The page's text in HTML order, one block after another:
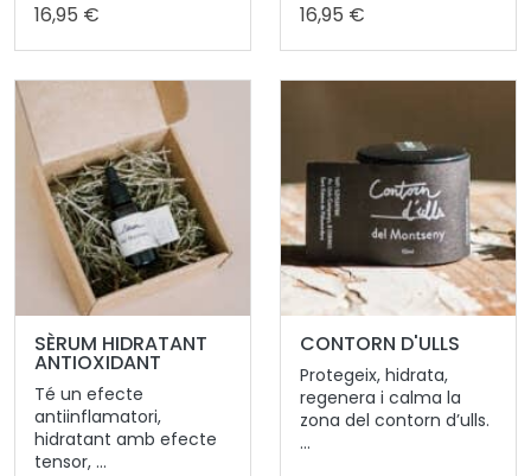
16,95 € 16,95 €
SÈRUM HIDRATANT
ANTIOXIDANT
Té un efecte
antiinflamatori,
hidratant amb efecte
tensor, ...
CONTORN D'ULLS
Protegeix, hidrata,
regenera i calma la
zona del contorn d’ulls.
...